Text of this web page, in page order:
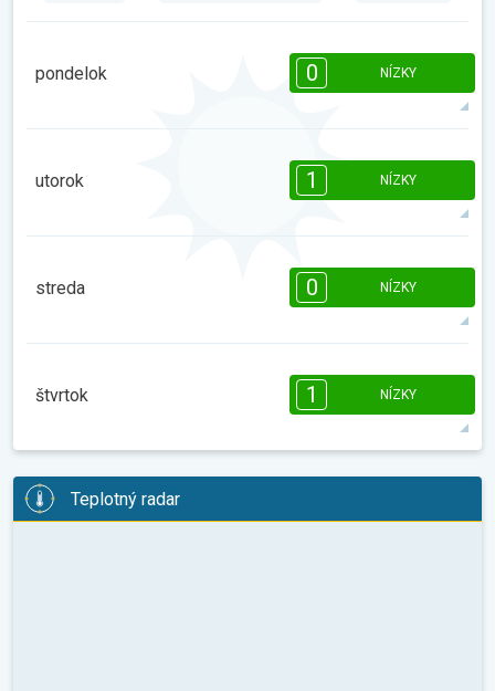
pondelok 0 NÍZKY
14:00 16:00 18:00
18:09 9°
utorok 1 NÍZKY
14:00
10°
streda 0 NÍZKY
14:00 16:00 18:00
18:10 8°
štvrtok 1 NÍZKY
08:00
10°
Teplotný radar